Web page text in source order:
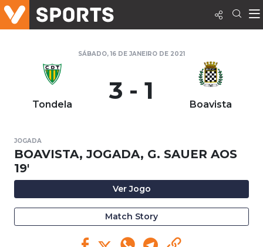
SÁBADO, 16 DE JANEIRO DE 2021
Tondela 3 - 1 Boavista
JOGADA
BOAVISTA, JOGADA, G. SAUER AOS
19'
Ver Jogo
Match Story